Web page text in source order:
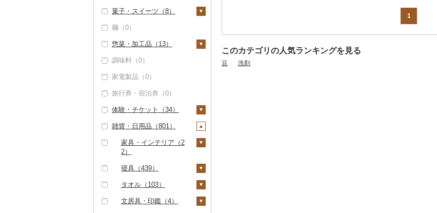
（0）
（1）
（2）
水・ミネラルウォータ
（0）
茶（4）
飲料（2）
茶葉・ティーバッグ
（2）
静岡茶（0）
足柄茶（0）
知覧茶（0）
八女茶（0）
その他茶（0）
果汁飲料（1）
りんごジュース（0）
みかんジュース（オレ
ンジジュース）（0）
その他果汁飲料（1）
紅茶（0）
その他飲料・ジュース
（8）
野菜ジュース（0）
炭酸飲料（0）
豆乳（0）
その他飲料・ジュース
（8）
菓子・スイーツ（8）
ケーキ（1）
クッキー（0）
焼き菓子（1）
プリン（0）
ゼリー（0）
チョコレート（0）
カステラ（0）
アイス・ジェラート
（0）
その他洋菓子（6）
煎餅・おかき（0）
羊羹（0）
麺（0）
惣菜・加工品（13）
惣菜（2）
餃子（2）
シュウマイ（1）
コロッケ（0）
その他惣菜（0）
カレー・シチュー
スープ（0）
豆腐・納豆（0）
漬物（0）
缶詰・瓶詰（8）
調味料（0）
家電製品（0）
旅行券・宿泊券（0）
体験・チケット（34）
PayPay商品券（5）
食事券（5）
用券（0）
水族館（0）
動物園（0）
雑貨・日用品（801）
家具・インテリア（2
2）
タンス（0）
机・テーブル（0）
椅子・チェア・ソファ
寝具（439）
布団（103）
枕（28）
タオル（103）
泉州タオル（22）
文房具・印鑑（4）
1
このカテゴリの人気ランキングを見る
豆 洗剤